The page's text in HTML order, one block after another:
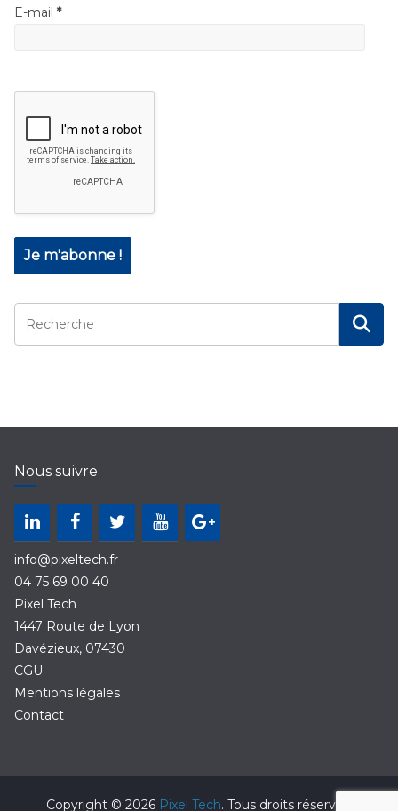
E-mail *
Nous suivre
info@pixeltech.fr
04 75 69 00 40
Pixel Tech
1447 Route de Lyon
Davézieux, 07430
CGU
Mentions légales
Contact
Copyright © 2026 Pixel Tech. Tous droits réservés.